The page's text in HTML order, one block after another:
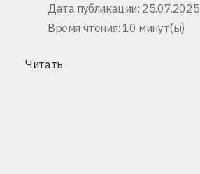
Дата публикации: 25.07.2025
Время чтения: 10 минут(ы)
Читать